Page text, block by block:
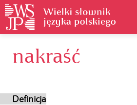
Historia słownika
nakraść
Definicja